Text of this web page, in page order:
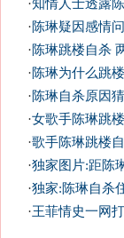
·知情人士透露
·陈琳疑因感情
·陈琳跳楼自杀
·陈琳为什么跳
·陈琳自杀原因
·女歌手陈琳跳
·歌手陈琳跳楼
·独家图片:距陈
·独家:陈琳自杀
·王菲情史一网